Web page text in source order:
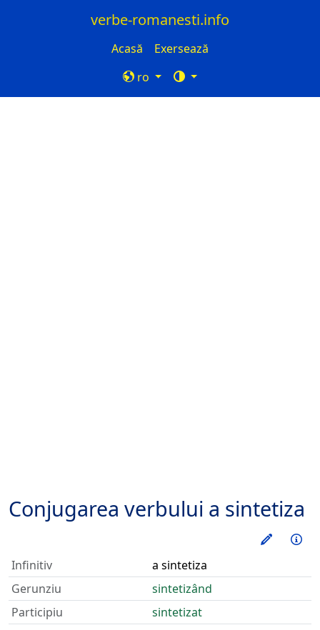
verbe-romanesti.info
Acasă
Exersează
ro
Conjugarea verbului a sintetiza
Infinitiv
a sintetiza
Gerunziu
sintetizând
Participiu
sintetizat